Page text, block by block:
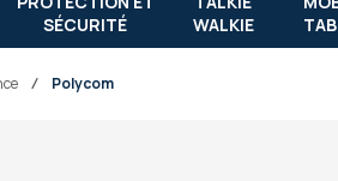
SÉCURITÉ
WALKIE
Polycom